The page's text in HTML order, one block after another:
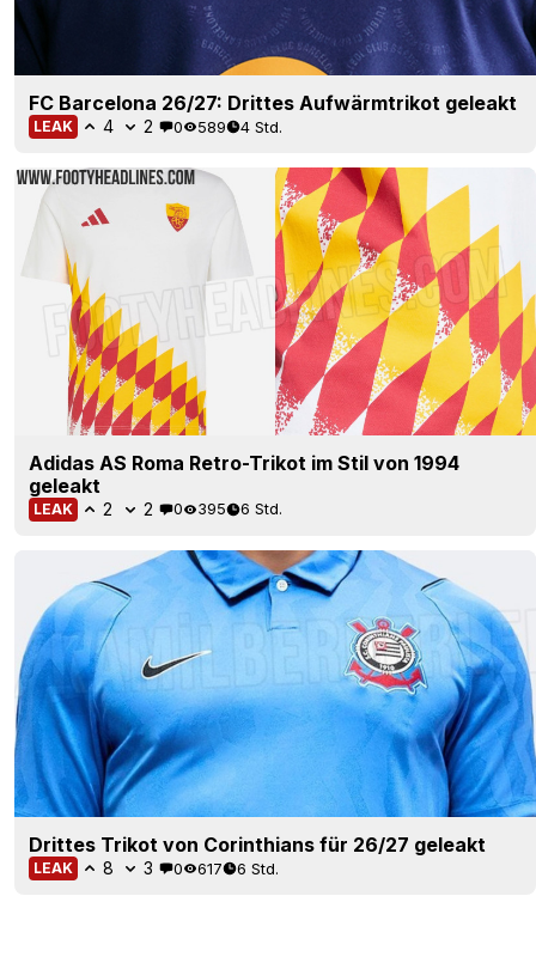
FC Barcelona 26/27: Drittes Aufwärmtrikot geleakt
LEAK 4 2 0 589 4 Std.
Adidas AS Roma Retro-Trikot im Stil von 1994
geleakt
LEAK 2 2 0 395 6 Std.
Drittes Trikot von Corinthians für 26/27 geleakt
LEAK 8 3 0 617 6 Std.